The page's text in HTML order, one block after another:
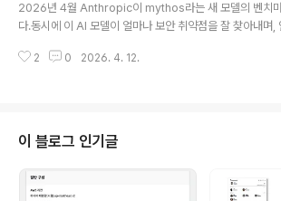
2026년 4월 Anthropic이 mythos라는 새 모델의 벤치마
다.동시에 이 AI 모델이 얼마나 보안 취약점을 잘 찾아내며,
지금은 공개할 수 없고 아마존, 구글 등의 회사에 소수의 인
되었다. 미친듯이 빠르게 흐르는 AI의 흐름에서 뒤쳐지는 것
다.그리고 이 AI의 발전에 대해 항상 "우린 얼마 안남았다", "
나왔다"..
2 0 2026. 4. 12.
이 블로그 인기글